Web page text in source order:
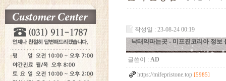
작성일 : 23-08-24 00:19
낙태약파는곳 - 미프진코리아 정보
글쓴이 : AD
https://mifepristone.top [5985]